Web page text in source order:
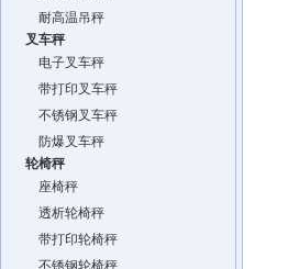
耐高温吊秤
叉车秤
电子叉车秤
带打印叉车秤
不锈钢叉车秤
防爆叉车秤
轮椅秤
座椅秤
透析轮椅秤
带打印轮椅秤
不锈钢轮椅秤